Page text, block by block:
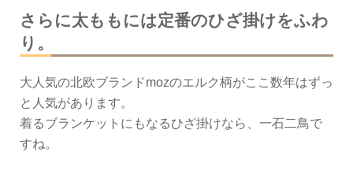
さらに太ももには定番のひざ掛けをふわ
り。
大人気の北欧ブランドmozのエルク柄がここ数年はずっ
と人気があります。
着るブランケットにもなるひざ掛けなら、一石二鳥で
すね。